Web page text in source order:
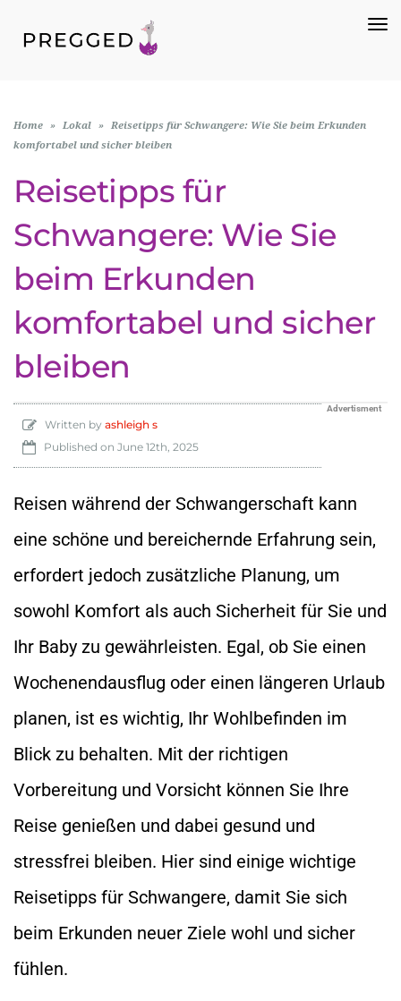
Home » Lokal »
Reisetipps für Schwangere: Wie Sie beim Erkunden
komfortabel und sicher bleiben
Reisetipps für
Schwangere: Wie Sie
beim Erkunden
komfortabel und sicher
bleiben
Advertisment
Written by ashleigh s
Published on June 12th, 2025
Reisen während der Schwangerschaft kann
eine schöne und bereichernde Erfahrung sein,
erfordert jedoch zusätzliche Planung, um
sowohl Komfort als auch Sicherheit für Sie und
Ihr Baby zu gewährleisten. Egal, ob Sie einen
Wochenendausflug oder einen längeren Urlaub
planen, ist es wichtig, Ihr Wohlbefinden im
Blick zu behalten. Mit der richtigen
Vorbereitung und Vorsicht können Sie Ihre
Reise genießen und dabei gesund und
stressfrei bleiben. Hier sind einige wichtige
Reisetipps für Schwangere, damit Sie sich
beim Erkunden neuer Ziele wohl und sicher
fühlen.